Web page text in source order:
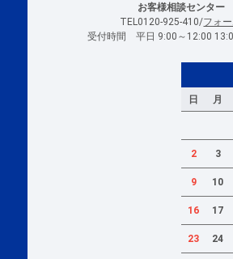
お客様相談センター
TEL0120-925-410/フォ
受付時間 平日 9:00～12:00
日 月
2 3
9 10
16 17
23 24